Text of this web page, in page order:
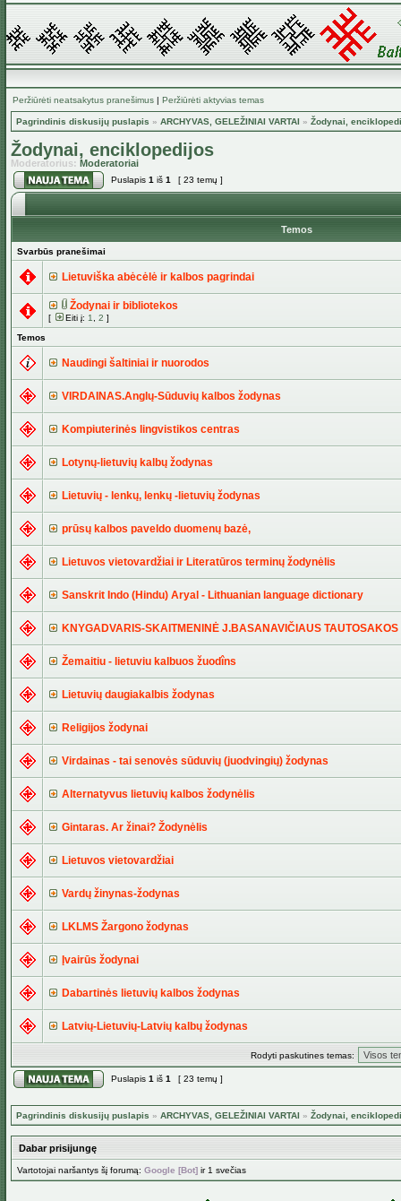
Peržiūrėti neatsakytus pranešimus | Peržiūrėti aktyvias temas
Pagrindinis diskusijų puslapis » ARCHYVAS, GELEŽINIAI VARTAI » Žodynai,
Žodynai, enciklopedijos
Moderatorius: Moderatoriai
Puslapis 1 iš 1 [ 23 temų ]
Temos
Svarbūs pranešimai
Lietuviška abėcėlė ir kalbos pagrindai
Žodynai ir bibliotekos
[ Eiti į: 1 2 ]
Temos
Naudingi šaltiniai ir nuorodos
VIRDAINAS.Anglų-Sūduvių kalbos žodynas
Kompiuterinės lingvistikos centras
Lotynų-lietuvių kalbų žodynas
Lietuvių - lenkų, lenkų -lietuvių žodynas
prūsų kalbos paveldo duomenų bazė,
Lietuvos vietovardžiai ir Literatūros terminų žodynėlis
Sanskrit Indo (Hindu) Aryal - Lithuanian language dictionary
KNYGADVARIS-SKAITMENINĖ J.BASANAVIČIAUS
Žemaitiu - lietuviu kalbuos žuodîns
Lietuvių daugiakalbis žodynas
Religijos žodynai
Virdainas - tai senovės sūduvių (juodvingių) žodynas
Alternatyvus lietuvių kalbos žodynėlis
Gintaras. Ar žinai? Žodynėlis
Lietuvos vietovardžiai
Vardų žinynas-žodynas
LKLMS Žargono žodynas
Įvairūs žodynai
Dabartinės lietuvių kalbos žodynas
Latvių-Lietuvių-Latvių kalbų žodynas
Rodyti paskutines temas:
Puslapis 1 iš 1 [ 23 temų ]
Pagrindinis diskusijų puslapis » ARCHYVAS, GELEŽINIAI VARTAI » Žodynai,
Dabar prisijungę
Vartotojai naršantys šį forumą: Google [Bot] ir 1 svečias